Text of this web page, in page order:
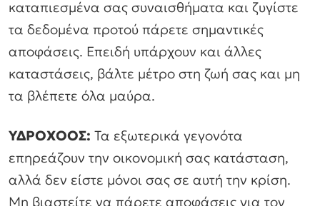
καταπιεσμένα σας συναισθήματα και ζυγίστε
τα δεδομένα προτού πάρετε σημαντικές
αποφάσεις. Επειδή υπάρχουν και άλλες
καταστάσεις, βάλτε μέτρο στη ζωή σας και μη
τα βλέπετε όλα μαύρα.
ΥΔΡΟΧΟΟΣ: Τα εξωτερικά γεγονότα
επηρεάζουν την οικονομική σας κατάσταση,
αλλά δεν είστε μόνοι σας σε αυτή την κρίση.
Μη βιαστείτε να πάρετε αποφάσεις για τον